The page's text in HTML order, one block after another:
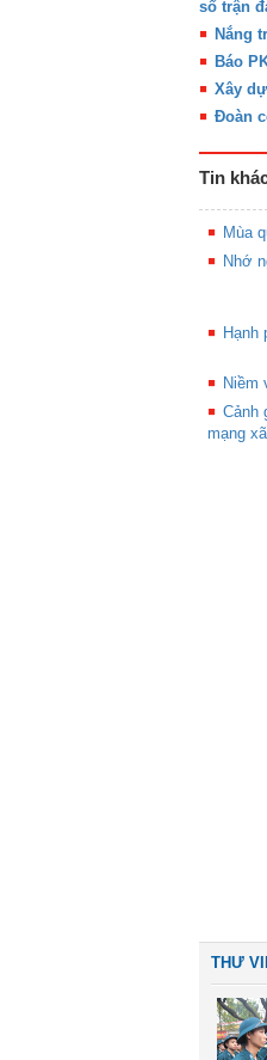
số trận
Nắng
Báo
Xây
Đoàn
Tin
Mùa
Nhớ
Hạnh
Niềm
Cảnh
mạng
THƯ